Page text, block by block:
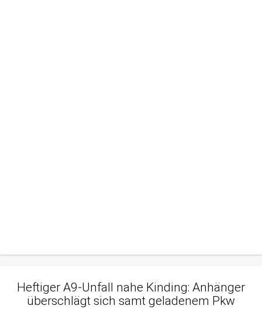
Heftiger A9-Unfall nahe Kinding: Anhänger
überschlägt sich samt geladenem Pkw